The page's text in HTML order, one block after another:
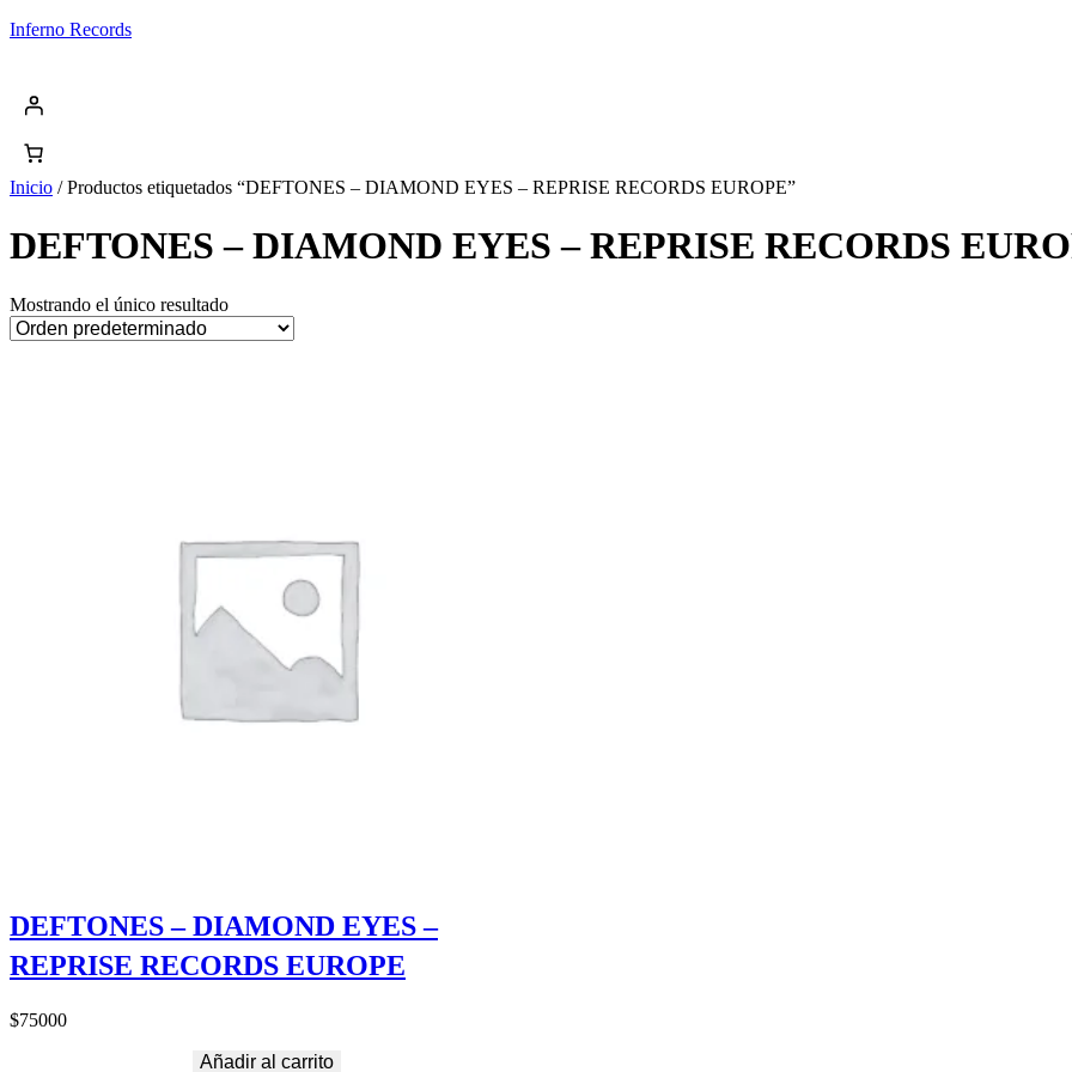
Saltar
Inferno Records
Inicio / Productos etiquetados “DEFTONES – DIAMOND EYES – REPRISE RECORDS EUROPE”
DEFTONES – DIAMOND EYES – REPRISE RECORDS
Mostrando el único resultado
DEFTONES – DIAMOND EYES –
REPRISE RECORDS EUROPE
$75000
Añadir al carrito